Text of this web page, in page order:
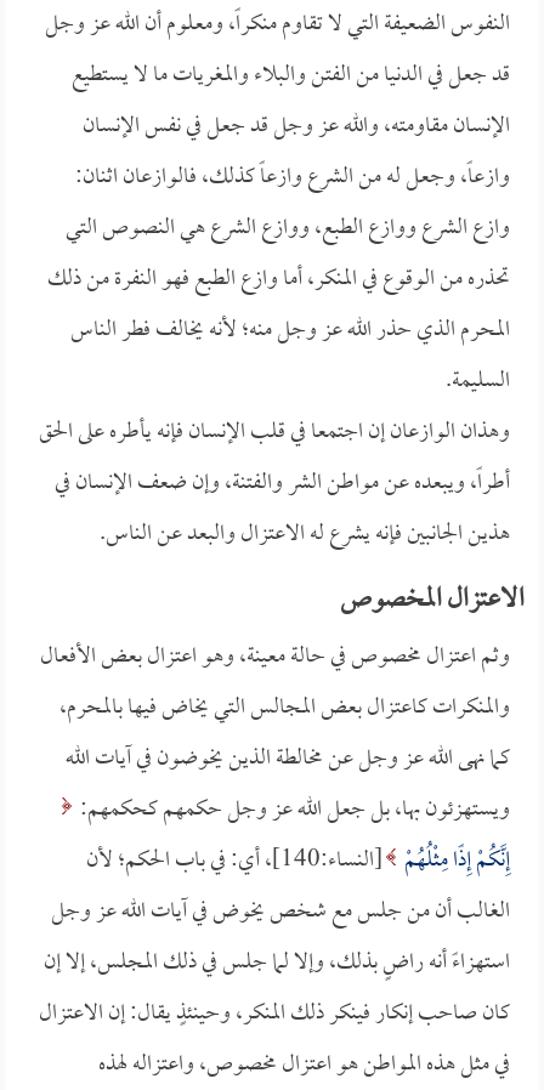
النفوس الضعيفة التي لا تقاوم منكراً، ومعلوم أن الله عز وجل
قد جعل في الدنيا من الفتن والبلاء والمغريات ما لا يستطيع
الإنسان مقاومته، والله عز وجل قد جعل في نفس الإنسان
وازعاً، وجعل له من الشرع وازعاً كذلك، فالوازعان اثنان:
وازع الشرع ووازع الطبع، ووازع الشرع هي النصوص التي
تحذره من الوقوع في المنكر، أما وازع الطبع فهو النفرة من ذلك
المحرم الذي حذر الله عز وجل منه؛ لأنه يخالف فطر الناس
السليمة.
وهذان الوازعان إن اجتمعا في قلب الإنسان فإنه يأطره على الحق
أطراً، ويبعده عن مواطن الشر والفتنة، وإن ضعف الإنسان في
هذين الجانبين فإنه يشرع له الاعتزال والبعد عن الناس.
الاعتزال المخصوص
وثم اعتزال مخصوص في حالة معينة، وهو اعتزال بعض الأفعال
والمنكرات كاعتزال بعض المجالس التي يخاض فيها بالمحرم،
كما نهى الله عز وجل عن مخالطة الذين يخوضون في آيات الله
ويستهزئون بها، بل جعل الله عز وجل حكمهم كحكمهم:
إِنَّكُمْ إِذًا مِثْلُهُمْ
[النساء:140]، أي: في باب الحكم؛ لأن
الغالب أن من جلس مع شخص يخوض في آيات الله عز وجل
استهزاءً أنه راضٍ بذلك، وإلا لما جلس في ذلك المجلس، إلا إن
كان صاحب إنكار فينكر ذلك المنكر، وحينئذٍ يقال: إن الاعتزال
في مثل هذه المواطن هو اعتزال مخصوص، واعتزاله لهذه